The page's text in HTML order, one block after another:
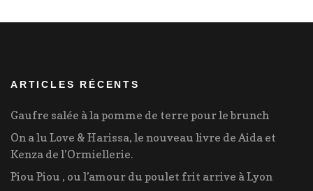
ARTICLES RÉCENTS
Gaufre salée à la pomme de terre pour le brunch
On a lu Love & Harissa, le nouveau livre de Aida et
Kenza de l’Ormiellerie.
Piou Piou , ou l’amour du poulet frit arrive à Lyon